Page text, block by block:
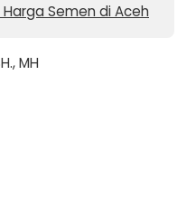
Semen di Aceh
MH